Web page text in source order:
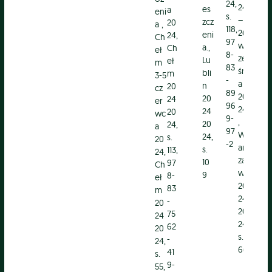
eni
a ,
Ch
eł
m
3-5
cz
er
wc
a
20
24,
Ch
eł
m
20
24
20
24,
s.
55,
a
20
24,
Ch
eł
m
20
24
20
24,
s.
113,
97
8-
83
-
75
62
-
41
9-
es
zcz
eni
a.,
Lu
bli
n
20
24
20
24,
s.
10
9
24,
s.
118,
97
8-
83
-
89
96
9-
97
-2
24
–
26
wr
ze
śni
a
20
24.
,
W
ars
za
wa
20
24
20
24,
s.
66